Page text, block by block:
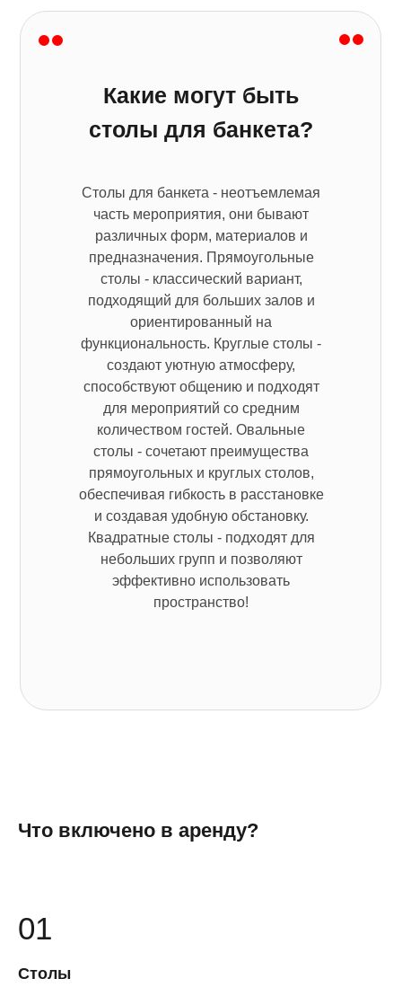
Какие могут быть
столы для банкета?
Столы для банкета - неотъемлемая
часть мероприятия, они бывают
различных форм, материалов и
предназначения. Прямоугольные
столы - классический вариант,
подходящий для больших залов и
ориентированный на
функциональность. Круглые столы -
создают уютную атмосферу,
способствуют общению и подходят
для мероприятий со средним
количеством гостей. Овальные
столы - сочетают преимущества
прямоугольных и круглых столов,
обеспечивая гибкость в расстановке
и создавая удобную обстановку.
Квадратные столы - подходят для
небольших групп и позволяют
эффективно использовать
пространство!
Что включено в аренду?
Столы
01